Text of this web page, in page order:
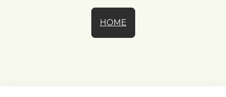
HOME